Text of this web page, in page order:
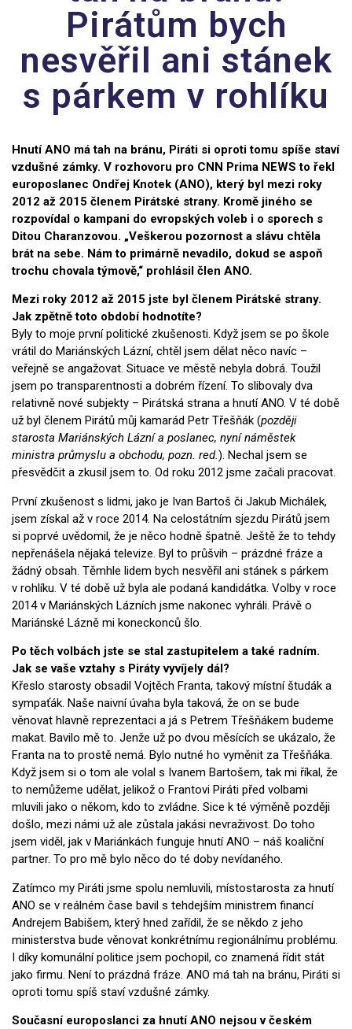
Pirátům bych
nesvěřil ani stánek
s párkem v rohlíku
Hnutí ANO má tah na bránu, Piráti si oproti tomu spíše staví
vzdušné zámky. V rozhovoru pro CNN Prima NEWS to řekl
europoslanec Ondřej Knotek (ANO), který byl mezi roky
2012 až 2015 členem Pirátské strany. Kromě jiného se
rozpovídal o kampani do evropských voleb i o sporech s
Ditou Charanzovou. „Veškerou pozornost a slávu chtěla
brát na sebe. Nám to primárně nevadilo, dokud se aspoň
trochu chovala týmově,“ prohlásil člen ANO.
Mezi roky 2012 až 2015 jste byl členem Pirátské strany.
Jak zpětně toto období hodnotíte?
Byly to moje první politické zkušenosti. Když jsem se po škole
vrátil do Mariánských Lázní, chtěl jsem dělat něco navíc –
veřejně se angažovat. Situace ve městě nebyla dobrá. Toužil
jsem po transparentnosti a dobrém řízení. To slibovaly dva
relativně nové subjekty – Pirátská strana a hnutí ANO. V té době
už byl členem Pirátů můj kamarád Petr Třešňák (později
starosta Mariánských Lázní a poslanec, nyní náměstek
ministra průmyslu a obchodu, pozn. red.). Nechal jsem se
přesvědčit a zkusil jsem to. Od roku 2012 jsme začali pracovat.
První zkušenost s lidmi, jako je Ivan Bartoš či Jakub Michálek,
jsem získal až v roce 2014. Na celostátním sjezdu Pirátů jsem
si poprvé uvědomil, že je něco hodně špatně. Ještě že to tehdy
nepřenášela nějaká televize. Byl to průšvih – prázdné fráze a
žádný obsah. Těmhle lidem bych nesvěřil ani stánek s párkem
v rohlíku. V té době už byla ale podaná kandidátka. Volby v roce
2014 v Mariánských Lázních jsme nakonec vyhráli. Právě o
Mariánské Lázně mi koneckonců šlo.
Po těch volbách jste se stal zastupitelem a také radním.
Jak se vaše vztahy s Piráty vyvíjely dál?
Křeslo starosty obsadil Vojtěch Franta, takový místní študák a
sympaťák. Naše naivní úvaha byla taková, že on se bude
věnovat hlavně reprezentaci a já s Petrem Třešňákem budeme
makat. Bavilo mě to. Jenže už po dvou měsících se ukázalo, že
Franta na to prostě nemá. Bylo nutné ho vyměnit za Třešňáka.
Když jsem si o tom ale volal s Ivanem Bartošem, tak mi říkal, že
to nemůžeme udělat, jelikož o Frantovi Piráti před volbami
mluvili jako o někom, kdo to zvládne. Sice k té výměně později
došlo, mezi námi už ale zůstala jakási nevraživost. Do toho
jsem viděl, jak v Mariánkách funguje hnutí ANO – náš koaliční
partner. To pro mě bylo něco do té doby nevídaného.
Zatímco my Piráti jsme spolu nemluvili, místostarosta za hnutí
ANO se v reálném čase bavil s tehdejším ministrem financí
Andrejem Babišem, který hned zařídil, že se někdo z jeho
ministerstva bude věnovat konkrétnímu regionálnímu problému.
I díky komunální politice jsem pochopil, co znamená řídit stát
jako firmu. Není to prázdná fráze. ANO má tah na bránu, Piráti si
oproti tomu spíš staví vzdušné zámky.
Současní europoslanci za hnutí ANO nejsou v českém